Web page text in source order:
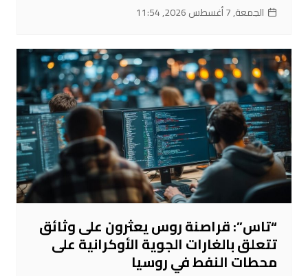
الجمعة, 7 أغسطس 2026, 11:54
“تاس”: قراصنة روس يعثرون على وثائق
تتعلق بالغارات الجوية الأوكرانية على
محطات النفط في روسيا